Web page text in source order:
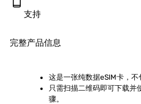
支持
完整产品信息
这是一张纯数据eSIM卡，不
只需扫描二维码即可下载并
骤。